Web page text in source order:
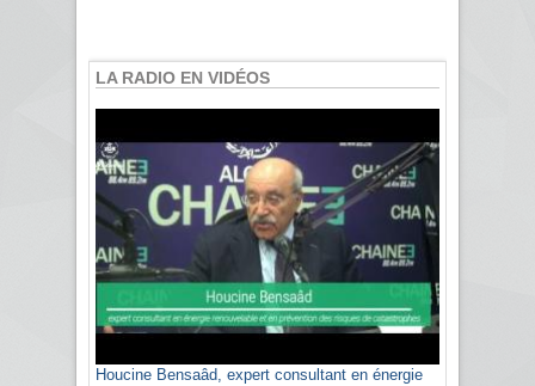
LA RADIO EN VIDÉOS
Houcine Bensaâd, expert consultant en énergie